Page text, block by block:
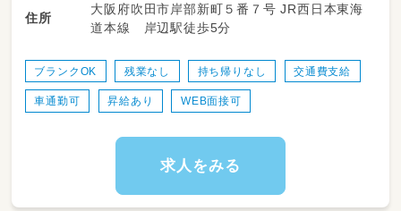
衛生・安全面にも配慮しながら、子どもたちの食
事時間を支えます。勤務時間や日数は相談可能
＜スケジュール例＞
・08:15～朝おやつとお昼ご飯の調理
・11:00～お昼ご飯の提供、片付け
・13:00～休憩
・15:00～おやつ提供
住所
大阪府吹田市岸部新町５番７号 JR西日本東海
道本線 岸辺駅徒歩5分
ブランクOK 残業なし 持ち帰りなし 交通費支給
車通勤可 昇給あり WEB面接可
求人をみる